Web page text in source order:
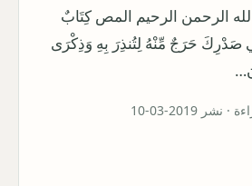
الرحمن الرحيم المص كِتَابٌ
صَدْرِكَ حَرَجٌ مِّنْهُ لِتُنذِرَ بِهِ وَذِكْرَى